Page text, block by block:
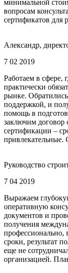
минимальной
вопросам
сертификатов для
Александр,
7 02 2019
Работаем в сфере,
практически
рынке. Обратились
поддержкой, и
помощь в
заключим договор
сертификации –
привлекательные.
Руководство
7 04 2019
Выражаем
оперативную
документов и
получения
профессионально,
сроки, результат
еще не
организацией.